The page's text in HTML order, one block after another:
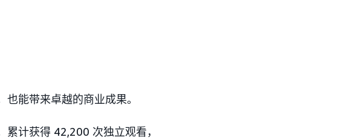
能带来卓越的商业成果。
计获得 42,200 次独立观看，